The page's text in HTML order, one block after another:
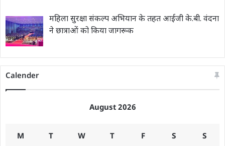
महिला सुरक्षा संकल्प अभियान के तहत आईजी के.बी. वंदना
ने छात्राओं को किया जागरूक
Calender
August 2026
M T W T F S S